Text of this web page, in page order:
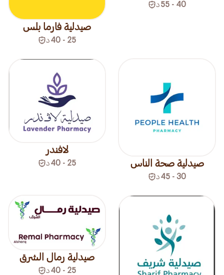
40 - 55 د
صيدلية فارما بلس
25 - 40 د
صيدلية صحة الناس
30 - 45 د
لافندر
25 - 40 د
صيدلية رمال الشرق
25 - 40 د